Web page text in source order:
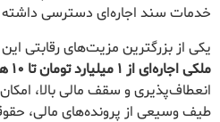
خدمات سند اجاره‌ای دسترسی داشته
یکی از بزرگترین مزیت‌های رقابتی
ملکی اجاره‌ای از ۱ میلیارد تومان تا ۱۰ هزار میلیارد تومان
انعطاف‌پذیری و سقف مالی بالا،
طیف وسیعی از پرونده‌های مالی،